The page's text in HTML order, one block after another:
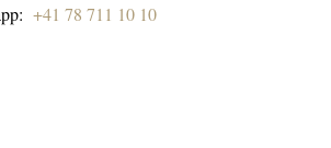
+41 78 711 10 10